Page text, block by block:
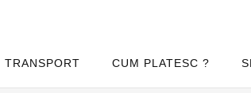
TRANSPORT CUM PLATESC ?